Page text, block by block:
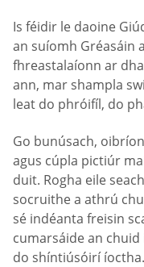
Is féidir le daoine
an suíomh Gréasáin
fhreastalaíonn ar
ann, mar shampla
leat do phróifíl, do
Go bunúsach,
agus cúpla pictiúr
duit. Rogha eile
socruithe a athrú
sé indéanta freisin
cumarsáide an
do shíntiúsóirí